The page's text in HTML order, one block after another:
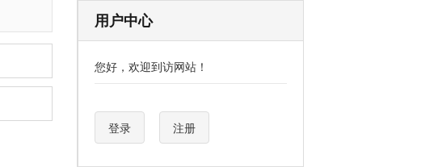
用户中心
您好，欢迎到访网站！
登录 注册